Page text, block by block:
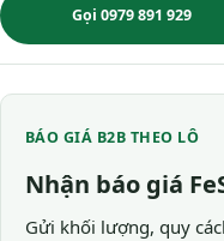
Gọi 0979 891 929
BÁO GIÁ B2B THEO LÔ
Nhận báo giá
Gửi khối lượng, quy